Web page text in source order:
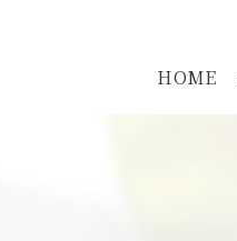
HOME